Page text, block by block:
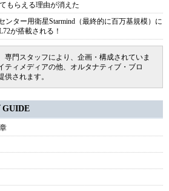
もらえる理由が消えた
ンター用衛星Starmind（最終的に百万基規模）に
が搭載される！
専門スタッフにより、企画・構成されていま
ティメディアの他、オルタナティブ・ブロ
されます。
GUIDE